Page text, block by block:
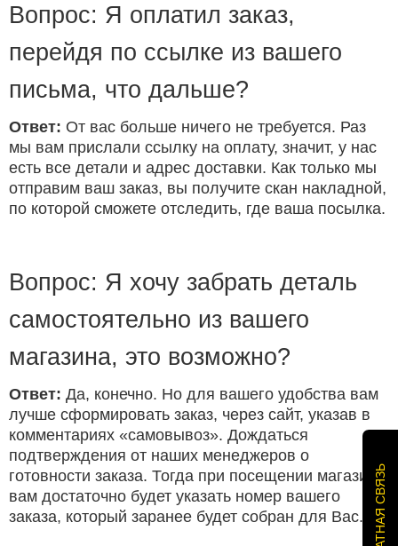
Вопрос: Я оплатил заказ,
перейдя по ссылке из вашего
письма, что дальше?
Ответ: От вас больше ничего не требуется. Раз
мы вам прислали ссылку на оплату, значит, у нас
есть все детали и адрес доставки. Как только мы
отправим ваш заказ, вы получите скан накладной,
по которой сможете отследить, где ваша посылка.
Вопрос: Я хочу забрать деталь
самостоятельно из вашего
магазина, это возможно?
Ответ: Да, конечно. Но для вашего удобства вам
лучше сформировать заказ, через сайт, указав в
комментариях «самовывоз». Дождаться
подтверждения от наших менеджеров о
готовности заказа. Тогда при посещении магазина
вам достаточно будет указать номер вашего
заказа, который заранее будет собран для Вас.
ОБРАТНАЯ СВЯЗЬ